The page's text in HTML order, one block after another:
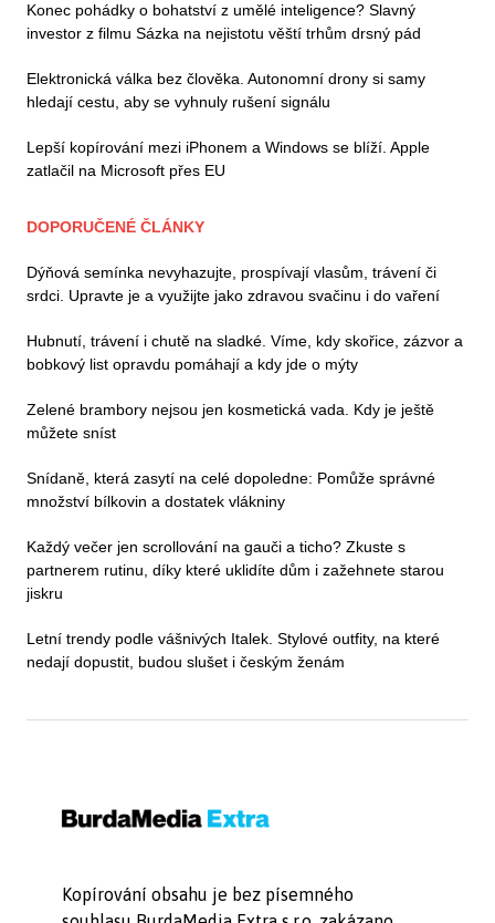
Konec pohádky o bohatství z umělé inteligence? Slavný
investor z filmu Sázka na nejistotu věští trhům drsný pád
Elektronická válka bez člověka. Autonomní drony si samy
hledají cestu, aby se vyhnuly rušení signálu
Lepší kopírování mezi iPhonem a Windows se blíží. Apple
zatlačil na Microsoft přes EU
DOPORUČENÉ ČLÁNKY
Dýňová semínka nevyhazujte, prospívají vlasům, trávení či
srdci. Upravte je a využijte jako zdravou svačinu i do vaření
Hubnutí, trávení i chutě na sladké. Víme, kdy skořice, zázvor a
bobkový list opravdu pomáhají a kdy jde o mýty
Zelené brambory nejsou jen kosmetická vada. Kdy je ještě
můžete sníst
Snídaně, která zasytí na celé dopoledne: Pomůže správné
množství bílkovin a dostatek vlákniny
Každý večer jen scrollování na gauči a ticho? Zkuste s
partnerem rutinu, díky které uklidíte dům i zažehnete starou
jiskru
Letní trendy podle vášnivých Italek. Stylové outfity, na které
nedají dopustit, budou slušet i českým ženám
Kopírování obsahu je bez písemného